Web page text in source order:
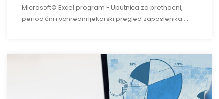
Microsoft© Excel program - Uputnica za prethodni,
periodični i vanredni ljekarski pregled zaposlenika ...